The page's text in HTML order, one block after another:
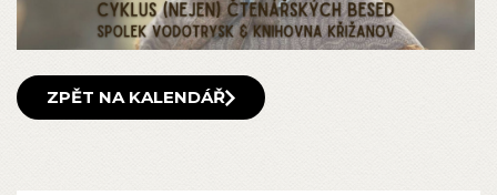
ZPĚT NA KALENDÁŘ